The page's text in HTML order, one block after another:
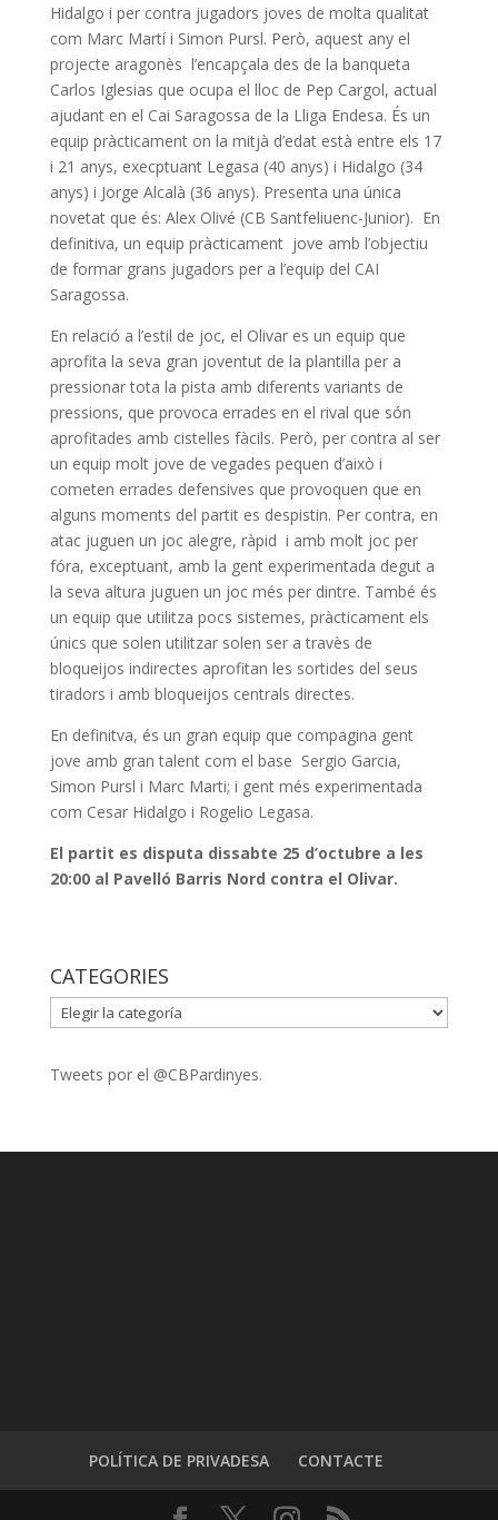
Hidalgo i per contra jugadors joves de molta qualitat
com Marc Martí i Simon Pursl. Però, aquest any el
projecte aragonès l’encapçala des de la banqueta
Carlos Iglesias que ocupa el lloc de Pep Cargol, actual
ajudant en el Cai Saragossa de la Lliga Endesa. És un
equip pràcticament on la mitjà d’edat està entre els 17
i 21 anys, execptuant Legasa (40 anys) i Hidalgo (34
anys) i Jorge Alcalà (36 anys). Presenta una única
novetat que és: Alex Olivé (CB Santfeliuenc-Junior). En
definitiva, un equip pràcticament jove amb l’objectiu
de formar grans jugadors per a l’equip del CAI
Saragossa.
En relació a l’estil de joc, el Olivar es un equip que
aprofita la seva gran joventut de la plantilla per a
pressionar tota la pista amb diferents variants de
pressions, que provoca errades en el rival que són
aprofitades amb cistelles fàcils. Però, per contra al ser
un equip molt jove de vegades pequen d’això i
cometen errades defensives que provoquen que en
alguns moments del partit es despistin. Per contra, en
atac juguen un joc alegre, ràpid i amb molt joc per
fóra, exceptuant, amb la gent experimentada degut a
la seva altura juguen un joc més per dintre. També és
un equip que utilitza pocs sistemes, pràcticament els
únics que solen utilitzar solen ser a travès de
bloqueijos indirectes aprofitan les sortides del seus
tiradors i amb bloqueijos centrals directes.
En definitva, és un gran equip que compagina gent
jove amb gran talent com el base Sergio Garcia,
Simon Pursl i Marc Marti; i gent més experimentada
com Cesar Hidalgo i Rogelio Legasa.
El partit es disputa dissabte 25 d’octubre a les
20:00 al Pavelló Barris Nord contra el Olivar.
CATEGORIES
CATEGORIES
Tweets por el @CBPardinyes.
POLÍTICA DE PRIVADESA CONTACTE